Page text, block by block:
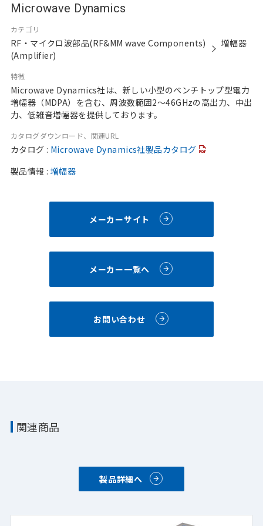
Microwave Dynamics
カテゴリ
RF・マイクロ波部品(RF&MM wave Components)
増幅器
(Amplifier)
特徴
Microwave Dynamics社は、新しい小型のベンチトップ型電力
増幅器（MDPA）を含む、周波数範囲2～46GHzの高出力、中出
力、低雑音増幅器を提供しております。
カタログダウンロード、関連URL
カタログ : Microwave Dynamics社製品カタログ
製品情報 : 増幅器
メーカーサイト
メーカー一覧へ
お問い合わせ
関連商品
製品詳細へ